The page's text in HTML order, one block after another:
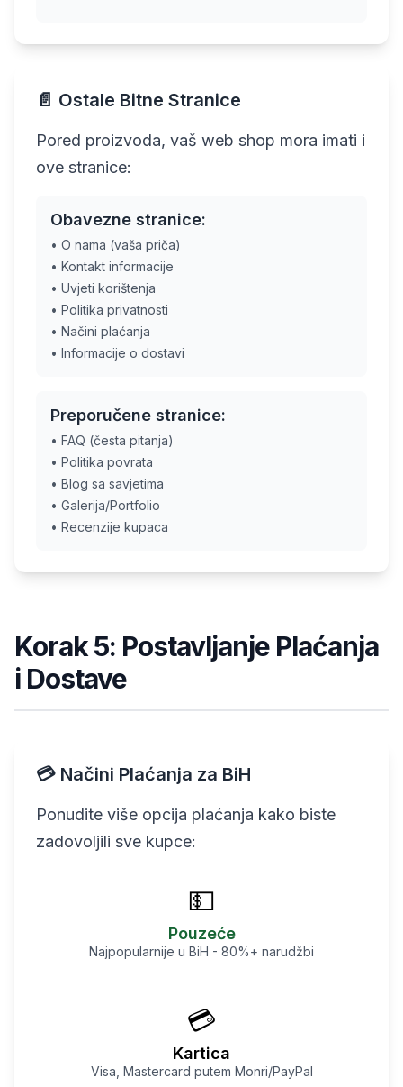
📄 Ostale Bitne Stranice
Pored proizvoda, vaš web shop mora imati i
ove stranice:
Obavezne stranice:
• O nama (vaša priča)
• Kontakt informacije
• Uvjeti korištenja
• Politika privatnosti
• Načini plaćanja
• Informacije o dostavi
Preporučene stranice:
• FAQ (česta pitanja)
• Politika povrata
• Blog sa savjetima
• Galerija/Portfolio
• Recenzije kupaca
Korak 5: Postavljanje Plaćanja
i Dostave
💳 Načini Plaćanja za BiH
Ponudite više opcija plaćanja kako biste
zadovoljili sve kupce:
💵
Pouzeće
Najpopularnije u BiH - 80%+ narudžbi
💳
Kartica
Visa, Mastercard putem Monri/PayPal